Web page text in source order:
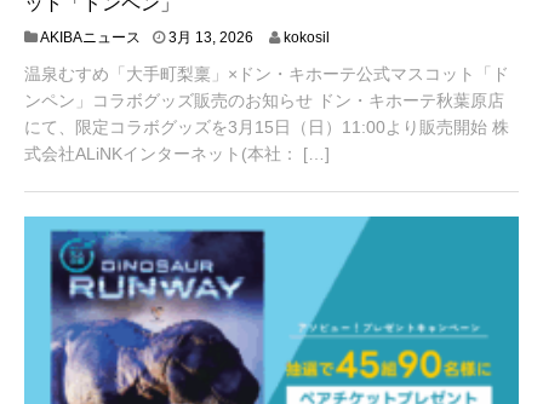
AKIBAニュース 3月 13, 2026
1
3
0
kokosil
温泉むすめ「大手町梨稟」×ドン・キホーテ公式マスコット「ド
ンペン」コラボグッズ販売のお知らせ ドン・キホーテ秋葉原店
にて、限定コラボグッズを3月15日（日）11:00より販売開始 株
式会社ALiNKインターネット(本社： […]